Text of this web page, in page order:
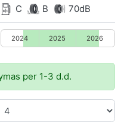
C B 70dB
2024 2025 2026
per 1-3 d.d.